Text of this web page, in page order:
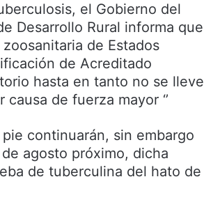
el Gobierno del
Desarrollo Rural informa que
de Estados
de Acreditado
hasta en tanto no se lleve
de fuerza mayor ‘’
continuarán, sin embargo
agosto próximo, dicha
de tuberculina del hato de